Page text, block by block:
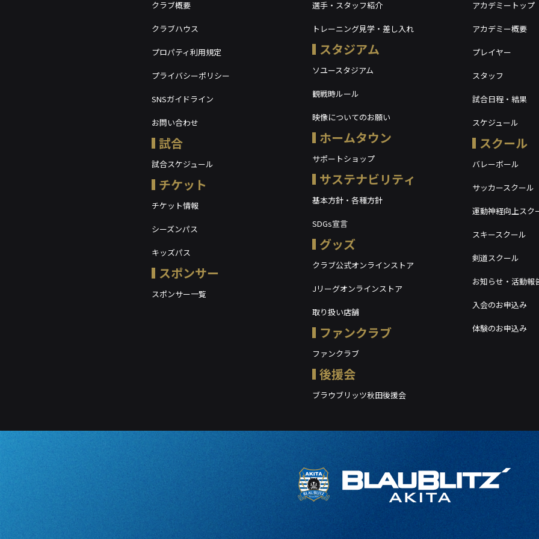
クラブ概要
クラブハウス
プロパティ利用規定
プライバシーポリシー
SNSガイドライン
お問い合わせ
試合
試合スケジュール
チケット
チケット情報
シーズンパス
キッズパス
スポンサー
スポンサー一覧
選手・スタッフ紹介
トレーニング見学・差し入れ
スタジアム
ソユースタジアム
観戦時ルール
映像についてのお願い
ホームタウン
サポートショップ
サステナビリティ
基本方針・各種方針
SDGs宣言
グッズ
クラブ公式オンラインストア
Jリーグオンラインストア
取り扱い店舗
ファンクラブ
ファンクラブ
後援会
ブラウブリッツ秋田後援会
アカデミートップ
アカデミー概要
プレイヤー
スタッフ
試合日程・結果
スケジュール
スクール
バレーボール
サッカースクール
運動神経向上スク
スキースクール
剣道スクール
お知らせ・活動報
入会のお申込み
体験のお申込み